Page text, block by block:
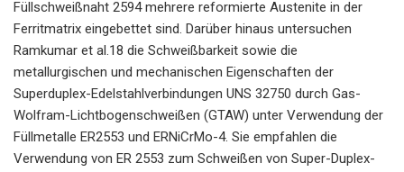
Füllschweißnaht 2594 mehrere reformierte Austenite in der
Ferritmatrix eingebettet sind. Darüber hinaus untersuchen
Ramkumar et al.18 die Schweißbarkeit sowie die
metallurgischen und mechanischen Eigenschaften der
Superduplex-Edelstahlverbindungen UNS 32750 durch Gas-
Wolfram-Lichtbogenschweißen (GTAW) unter Verwendung der
Füllmetalle ER2553 und ERNiCrMo-4. Sie empfahlen die
Verwendung von ER 2553 zum Schweißen von Super-Duplex-